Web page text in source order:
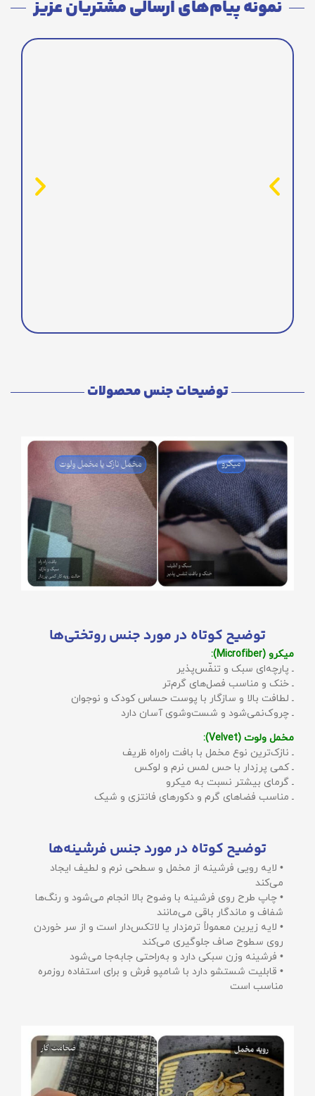
نمونه پیام‌های ارسالی مشتریان عزیز
توضیحات جنس محصولات
توضیح کوتاه در مورد جنس روتختی‌ها
میکرو (Microfiber):
ـ پارچه‌ای سبک و تنفّس‌پذیر
ـ خنک و مناسب فصل‌های گرم‌تر
ـ لطافت بالا و سازگار با پوست حساس کودک و نوجوان
ـ چروک‌نمی‌شود و شست‌وشوی آسان دارد
مخمل ولوت (Velvet):
ـ نازک‌ترین نوع مخمل با بافت راه‌راه ظریف
ـ کمی پرزدار با حس لمس نرم و لوکس
ـ گرمای بیشتر نسبت به میکرو
ـ مناسب فضاهای گرم و دکورهای فانتزی و شیک
توضیح کوتاه در مورد جنس فرشینه‌ها
• لایه رویی فرشینه از مخمل و سطحی نرم و لطیف ایجاد
می‌کند
• چاپ طرح روی فرشینه با وضوح بالا انجام می‌شود و رنگ‌ها
شفاف و ماندگار باقی می‌مانند
• لایه زیرین معمولاً ترمزدار یا لاتکس‌دار است و از سر خوردن
روی سطوح صاف جلوگیری می‌کند
• فرشینه وزن سبکی دارد و به‌راحتی جابه‌جا می‌شود
• قابلیت شستشو دارد با شامپو فرش و برای استفاده روزمره
مناسب است